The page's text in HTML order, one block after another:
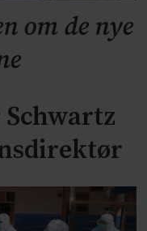
om de nye